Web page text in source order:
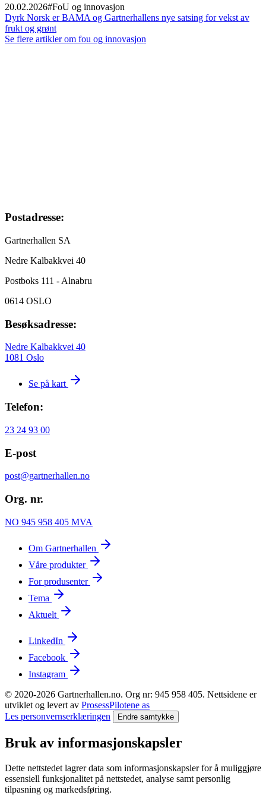
20.02.2026#FoU og innovasjon
Dyrk Norsk er BAMA og Gartnerhallens nye satsing for vekst av
frukt og grønt
Se flere artikler om fou og innovasjon
Postadresse:
Gartnerhallen SA
Nedre Kalbakkvei 40
Postboks 111 - Alnabru
0614 OSLO
Besøksadresse:
Nedre Kalbakkvei 40
1081 Oslo
Se på kart
Telefon:
23 24 93 00
E-post
post@gartnerhallen.no
Org. nr.
NO 945 958 405 MVA
Om Gartnerhallen
Våre produkter
For produsenter
Tema
Aktuelt
LinkedIn
Facebook
Instagram
© 2020-2026 Gartnerhallen.no. Org nr: 945 958 405. Nettsidene er
utviklet og levert av ProsessPilotene as
Les personvernserklæringen
Endre samtykke
Bruk av informasjonskapsler
Dette nettstedet lagrer data som informasjonskapsler for å muliggjøre
essensiell funksjonalitet på nettstedet, analyse samt personlig
tilpasning og markedsføring.